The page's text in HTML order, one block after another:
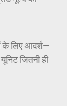
के लिए आदर्श—
जितनी ही